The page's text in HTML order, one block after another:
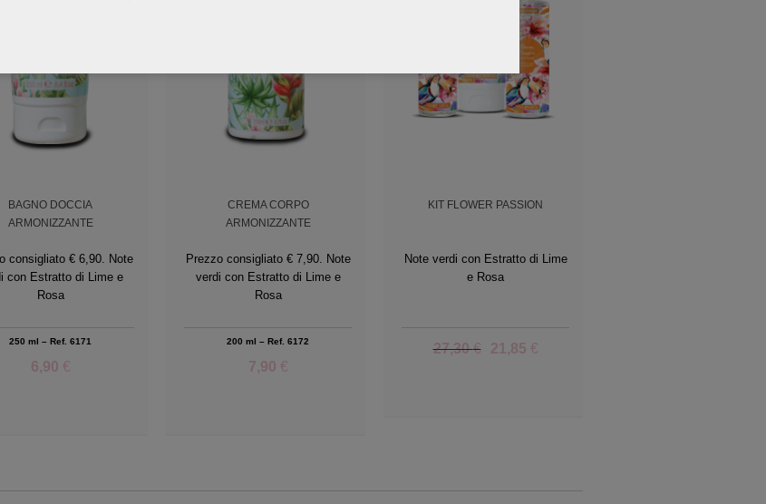
BAGNO DOCCIA
ARMONIZZANTE
consigliato € 6,90. Note
con Estratto di Lime e
Rosa
250 ml – Ref. 6171
6,90 €
CREMA CORPO
ARMONIZZANTE
Prezzo consigliato € 7,90. Note
verdi con Estratto di Lime e
Rosa
200 ml – Ref. 6172
7,90 €
KIT FLOWER PASSION
Note verdi con Estratto di Lime
e Rosa
27,30€ 21,85 €